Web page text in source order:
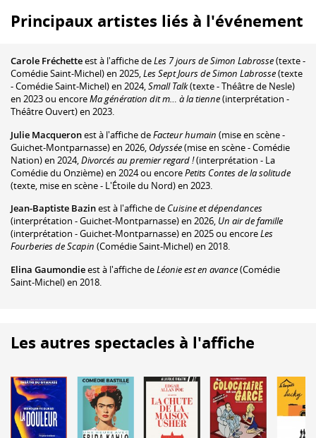
Principaux artistes liés à l'événement
Carole Fréchetteest à l'affiche deLes 7 jours de Simon Labrosse(texte -
Comédie Saint-Michel) en 2025,Les Sept Jours de Simon Labrosse(texte
- Comédie Saint-Michel) en 2024,Small Talk(texte - Théâtre de Nesle)
en 2023 ou encoreMa génération dit m… à la tienne(interprétation -
Théâtre Ouvert) en 2023.
Julie Macqueronest à l'affiche deFacteur humain (mise en scène -
Guichet-Montparnasse) en 2026, Odyssée(mise en scène - Comédie
Nation) en 2024,Divorcés au premier regard !(interprétation - La
Comédie du Onzième) en 2024 ou encorePetits Contes de la solitude
(texte, mise en scène - L'Étoile du Nord) en 2023.
Jean-Baptiste Bazinest à l'affiche de Cuisine et dépendances
(interprétation - Guichet-Montparnasse) en 2026, Un air de famille
(interprétation - Guichet-Montparnasse) en 2025 ou encoreLes
Fourberies de Scapin (Comédie Saint-Michel) en 2018.
Elina Gaumondieest à l'affiche deLéonie est en avance(Comédie
Saint-Michel) en 2018.
Les autres spectacles à l'affiche